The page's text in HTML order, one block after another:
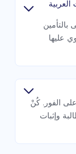
بالتأمين
عليها
الفور. كُنْ
وإثبات